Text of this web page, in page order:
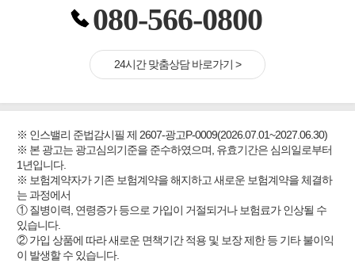
080-566-0800
24시간 맞춤상담 바로가기 >
※ 인스밸리 준법감시필 제 2607-광고P-0009(2026.07.01~2027.06.30)
※ 본 광고는 광고심의기준을 준수하였으며, 유효기간은 심의일로부터
1년입니다.
※ 보험계약자가 기존 보험계약을 해지하고 새로운 보험계약을 체결하
는 과정에서
① 질병이력, 연령증가 등으로 가입이 거절되거나 보험료가 인상될 수
있습니다.
② 가입 상품에 따라 새로운 면책기간 적용 및 보장 제한 등 기타 불이익
이 발생할 수 있습니다.